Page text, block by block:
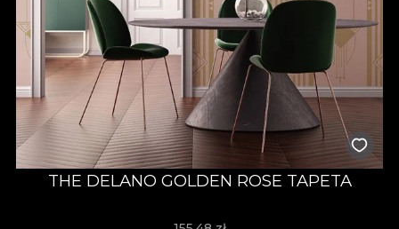
THE DELANO GOLDEN ROSE TAPETA